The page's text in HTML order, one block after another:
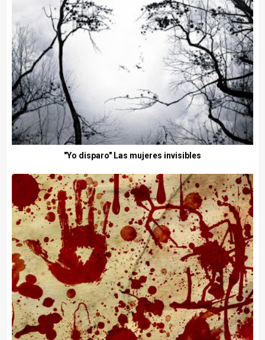
"Yo disparo" Las mujeres invisibles